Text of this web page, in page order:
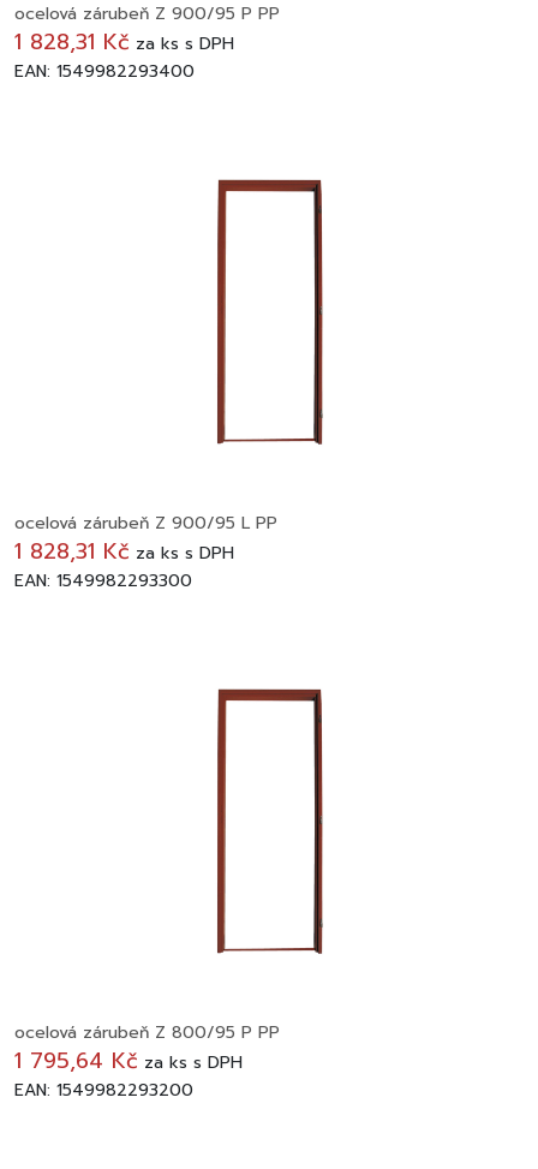
ocelová zárubeň Z 900/95 P PP
1 828,31 Kč za ks s DPH
EAN: 1549982293400
ocelová zárubeň Z 900/95 L PP
1 828,31 Kč za ks s DPH
EAN: 1549982293300
ocelová zárubeň Z 800/95 P PP
1 795,64 Kč za ks s DPH
EAN: 1549982293200